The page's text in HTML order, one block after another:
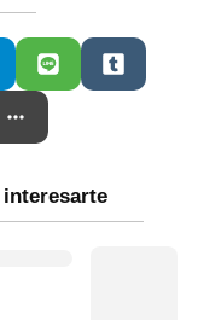
interesarte